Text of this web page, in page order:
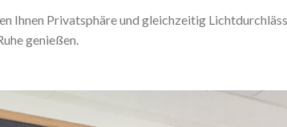
Ihnen Privatsphäre und gleichzeitig
genießen.